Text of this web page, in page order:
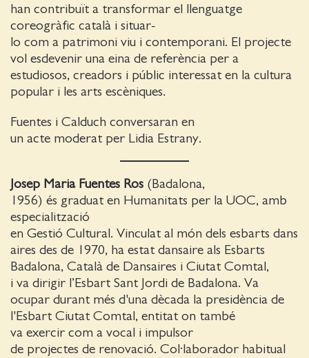
han contribuït a transformar el llenguatge
coreogràfic català i situar-
lo com a patrimoni viu i contemporani. El projecte
vol esdevenir una eina de referència per a
estudiosos, creadors i públic interessat en la cultura
popular i les arts escèniques.
Fuentes i Calduch conversaran en
un acte moderat per Lidia Estrany.
Josep Maria Fuentes Ros (Badalona,
1956) és graduat en Humanitats per la UOC, amb
especialització
en Gestió Cultural. Vinculat al món dels esbarts dans
aires des de 1970, ha estat dansaire als Esbarts
Badalona, Català de Dansaires i Ciutat Comtal,
i va dirigir l’Esbart Sant Jordi de Badalona. Va
ocupar durant més d'una dècada la presidència de
l'Esbart Ciutat Comtal, entitat on també
va exercir com a vocal i impulsor
de projectes de renovació. Col·laborador habitual